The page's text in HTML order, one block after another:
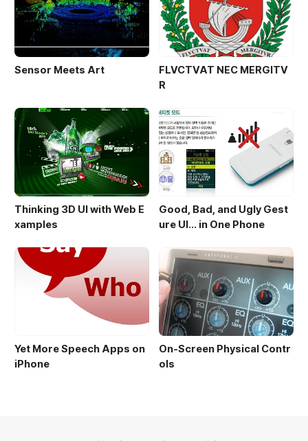
Sensor Meets Art
FLVCTVAT NEC MERGITV
R
Thinking 3D UI with Web E
xamples
Good, Bad, and Ugly Gest
ure UI... in One Phone
Yet More Speech Apps on
iPhone
On-Screen Physical Contr
ols